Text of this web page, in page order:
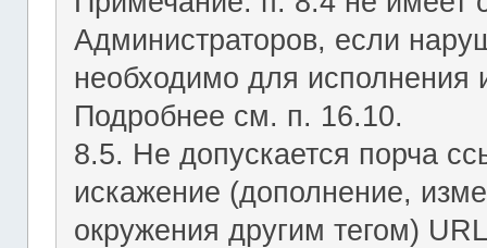
Администраторов, если
необходимо для исполнения
Подробнее см. п. 16.10.
8.5. Не допускается порча
искажение (дополнение,
окружения другим тегом)